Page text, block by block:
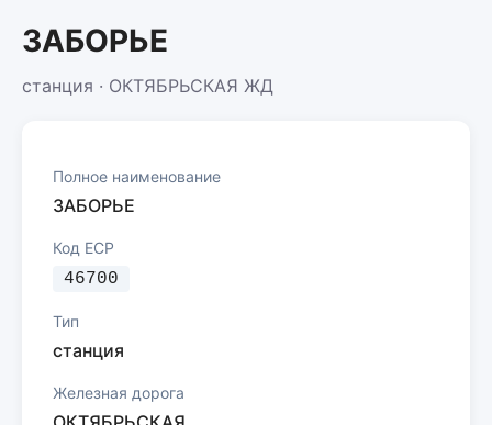
ЗАБОРЬЕ
станция · ОКТЯБРЬСКАЯ ЖД
Полное наименование
ЗАБОРЬЕ
Код ЕСР
46700
Тип
станция
Железная дорога